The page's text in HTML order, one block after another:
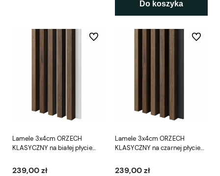
Do koszyka
Lamele 3x4cm ORZECH
KLASYCZNY na białej płycie
239,00 zł
Do ulubionych
Lamele 3x4cm ORZECH
KLASYCZNY na czarnej płycie
239,00 zł
Do